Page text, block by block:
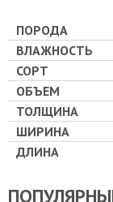
ПОРОДА
ВЛАЖНОСТЬ
СОРТ
ОБЪЕМ
ТОЛЩИНА
ШИРИНА
ДЛИНА